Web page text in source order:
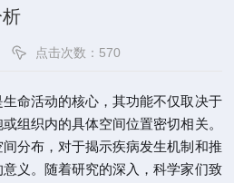
点击次数：570
命活动的核心，其功能不仅取决于
组织内的具体空间位置密切相关。
分布，对于揭示疾病发生机制和推
义。随着研究的深入，科学家们致